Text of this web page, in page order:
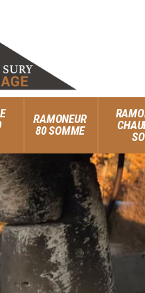
RAMONEUR
80 SOMME